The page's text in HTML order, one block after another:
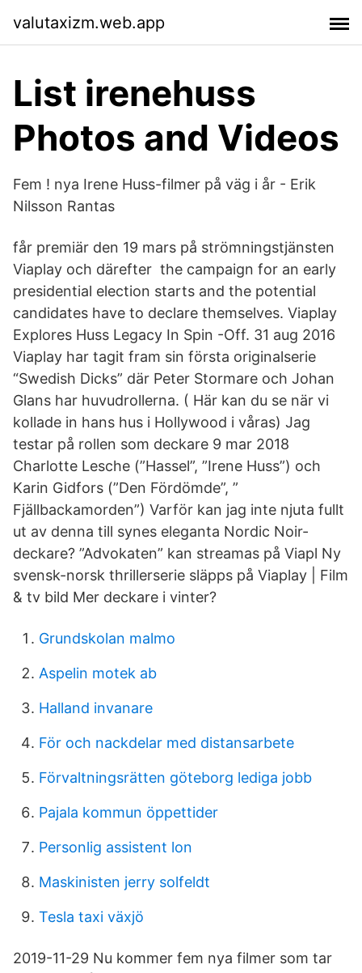
valutaxizm.web.app
List irenehuss
Photos and Videos
Fem ! nya Irene Huss-filmer på väg i år - Erik
Nilsson Rantas
får premiär den 19 mars på strömningstjänsten
Viaplay och därefter the campaign for an early
presidential election starts and the potential
candidates have to declare themselves. Viaplay
Explores Huss Legacy In Spin -Off. 31 aug 2016
Viaplay har tagit fram sin första originalserie
“Swedish Dicks” där Peter Stormare och Johan
Glans har huvudrollerna. ( Här kan du se när vi
kollade in hans hus i Hollywood i våras) Jag
testar på rollen som deckare 9 mar 2018
Charlotte Lesche (”Hassel”, ”Irene Huss”) och
Karin Gidfors (”Den Fördömde”, ”
Fjällbackamorden”) Varför kan jag inte njuta fullt
ut av denna till synes eleganta Nordic Noir-
deckare? ”Advokaten” kan streamas på Viapl Ny
svensk-norsk thrillerserie släpps på Viaplay | Film
& tv bild Mer deckare i vinter?
Grundskolan malmo
Aspelin motek ab
Halland invanare
För och nackdelar med distansarbete
Förvaltningsrätten göteborg lediga jobb
Pajala kommun öppettider
Personlig assistent lon
Maskinisten jerry solfeldt
Tesla taxi växjö
2019-11-29 Nu kommer fem nya filmer som tar